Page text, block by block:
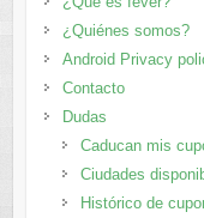
¿Quiénes somos?
Android Privacy
Contacto
Dudas
Caducan mis
Ciudades
Histórico de